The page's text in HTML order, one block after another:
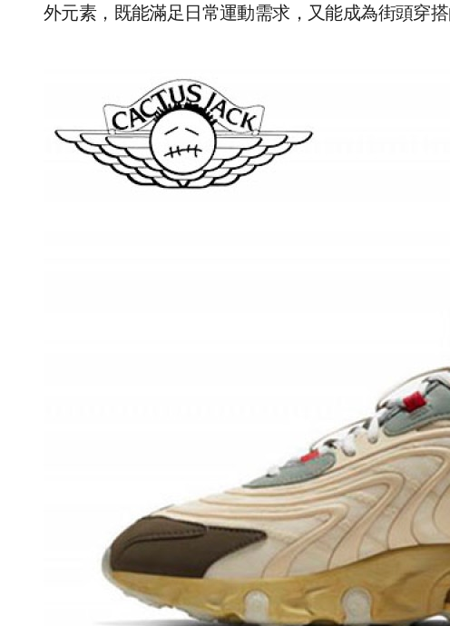
外元素，既能滿足日常運動需求，又能成為街頭穿搭